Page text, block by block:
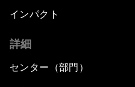
インパクト
詳細
センター（部門）